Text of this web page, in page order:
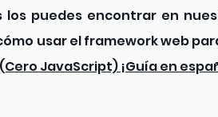
los puedes encontrar en
JavaScript) ¡Guía en